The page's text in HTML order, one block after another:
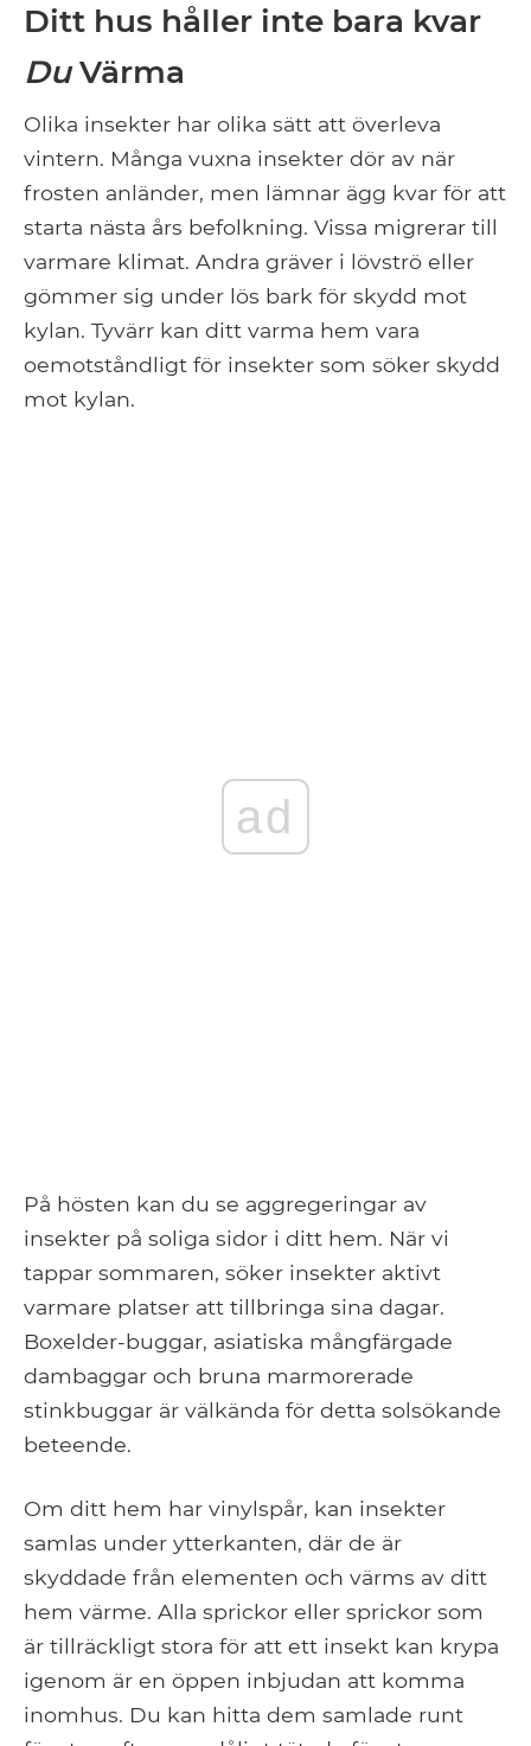
Ditt hus håller inte bara kvar
DuVärma
Olika insekter har olika sätt att överleva
vintern. Många vuxna insekter dör av när
frosten anländer, men lämnar ägg kvar för att
starta nästa års befolkning. Vissa migrerar till
varmare klimat. Andra gräver i lövströ eller
gömmer sig under lös bark för skydd mot
kylan. Tyvärr kan ditt varma hem vara
oemotståndligt för insekter som söker skydd
mot kylan.
ad
På hösten kan du se aggregeringar av
insekter på soliga sidor i ditt hem. När vi
tappar sommaren, söker insekter aktivt
varmare platser att tillbringa sina dagar.
Boxelder-buggar, asiatiska mångfärgade
dambaggar och bruna marmorerade
stinkbuggar är välkända för detta solsökande
beteende.
Om ditt hem har vinylspår, kan insekter
samlas under ytterkanten, där de är
skyddade från elementen och värms av ditt
hem värme. Alla sprickor eller sprickor som
är tillräckligt stora för att ett insekt kan krypa
igenom är en öppen inbjudan att komma
inomhus. Du kan hitta dem samlade runt